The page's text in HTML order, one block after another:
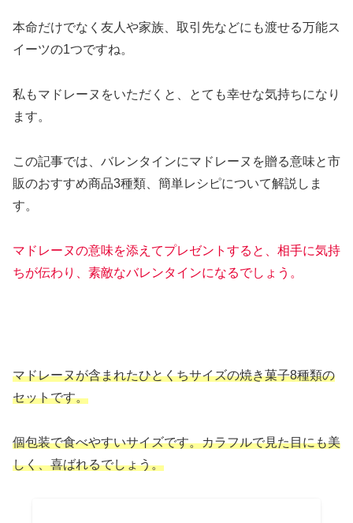
本命だけでなく友人や家族、取引先などにも渡せる万能ス
イーツの1つですね。
私もマドレーヌをいただくと、とても幸せな気持ちになり
ます。
この記事では、バレンタインにマドレーヌを贈る意味と市
販のおすすめ商品3種類、簡単レシピについて解説しま
す。
マドレーヌの意味を添えてプレゼントすると、相手に気持
ちが伝わり、素敵なバレンタインになるでしょう。
マドレーヌが含まれたひとくちサイズの焼き菓子8種類の
セットです。
個包装で食べやすいサイズです。カラフルで見た目にも美
しく、喜ばれるでしょう。